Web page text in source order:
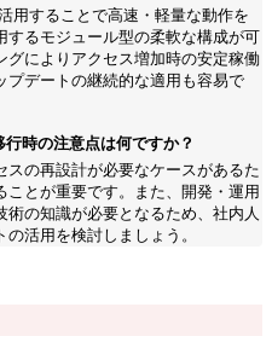
用することで高速・軽量な動作を
するモジュール型の柔軟な構成が可
グによりアクセス増加時の安定稼働
プデートの継続的な適用も容易で
時の注意点は何ですか？
スの再設計が必要なケースがあるた
とが重要です。また、開発・運用
の知識が必要となるため、社内人
活用を検討しましょう。